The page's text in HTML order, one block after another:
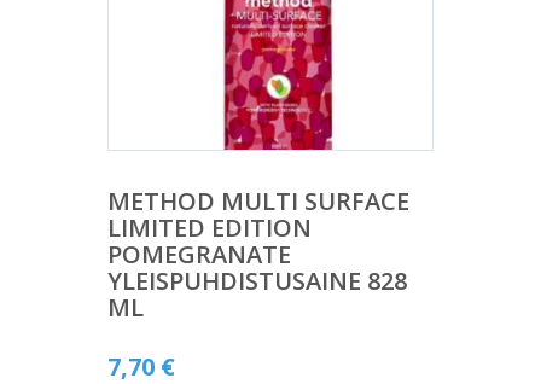
METHOD MULTI SURFACE
LIMITED EDITION
POMEGRANATE
YLEISPUHDISTUSAINE 828
ML
7,70 €